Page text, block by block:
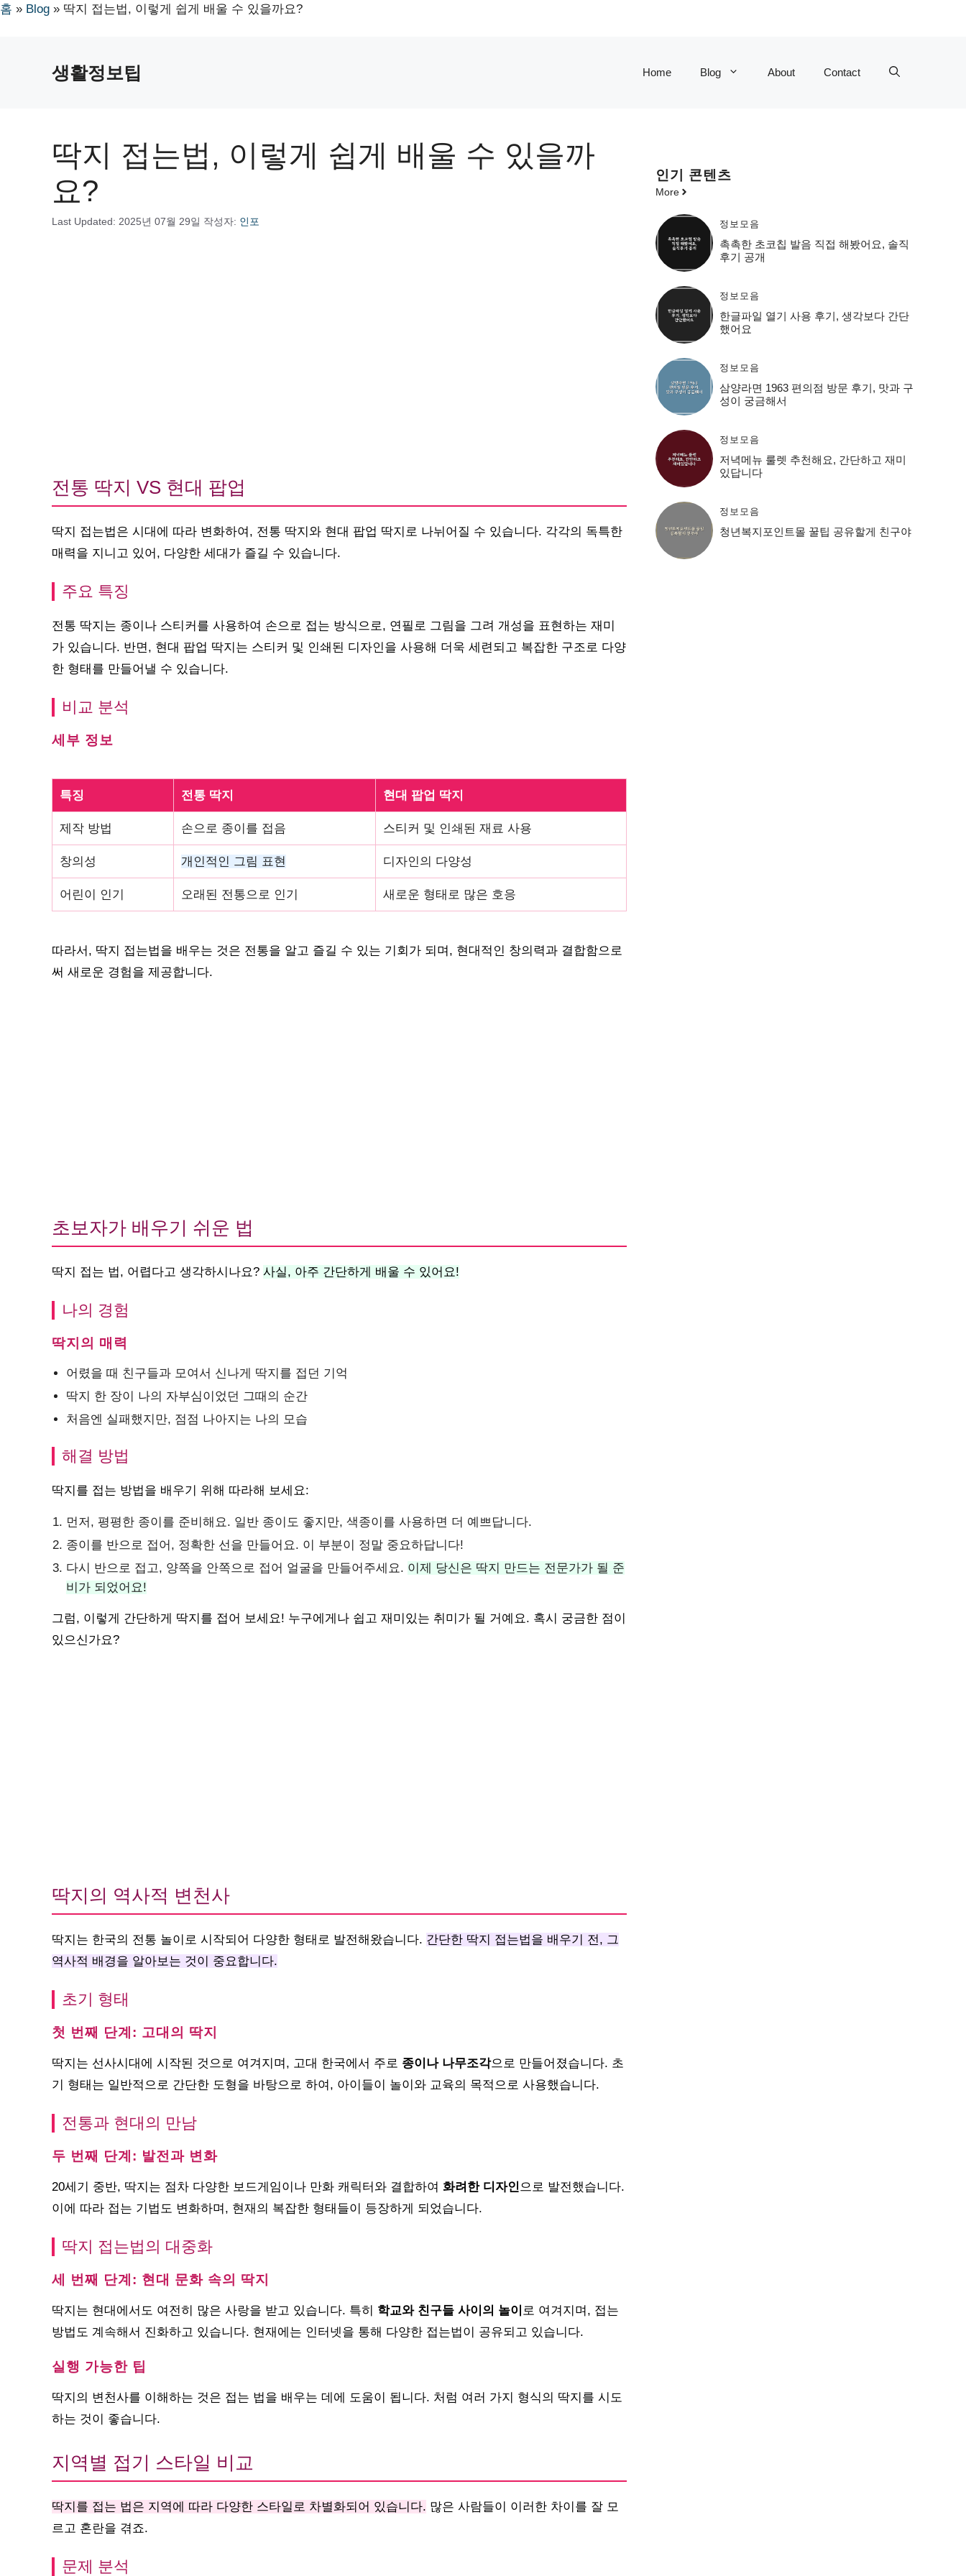
홈 » Blog » 딱지 접는법, 이렇게 쉽게 배울 수 있을까요?
생활정보팁 Home Blog About Contact
딱지 접는법, 이렇게 쉽게 배울 수 있을까
요?
Last Updated: 2025년 07월 29일 작성자: 인포
전통 딱지 VS 현대 팝업
딱지 접는법은 시대에 따라 변화하여, 전통 딱지와 현대 팝업 딱지로 나뉘어질 수 있습니다. 각각의 독특한
매력을 지니고 있어, 다양한 세대가 즐길 수 있습니다.
주요 특징
전통 딱지는 종이나 스티커를 사용하여 손으로 접는 방식으로, 연필로 그림을 그려 개성을 표현하는 재미
가 있습니다. 반면, 현대 팝업 딱지는 스티커 및 인쇄된 디자인을 사용해 더욱 세련되고 복잡한 구조로 다양
한 형태를 만들어낼 수 있습니다.
비교 분석
세부 정보
특징 전통 딱지 현대 팝업 딱지
제작 방법 손으로 종이를 접음 스티커 및 인쇄된 재료 사용
창의성 개인적인 그림 표현 디자인의 다양성
어린이 인기 오래된 전통으로 인기 새로운 형태로 많은 호응
따라서, 딱지 접는법을 배우는 것은 전통을 알고 즐길 수 있는 기회가 되며, 현대적인 창의력과 결합함으로
써 새로운 경험을 제공합니다.
초보자가 배우기 쉬운 법
딱지 접는 법, 어렵다고 생각하시나요? 사실, 아주 간단하게 배울 수 있어요!
나의 경험
딱지의 매력
어렸을 때 친구들과 모여서 신나게 딱지를 접던 기억
딱지 한 장이 나의 자부심이었던 그때의 순간
처음엔 실패했지만, 점점 나아지는 나의 모습
해결 방법
딱지를 접는 방법을 배우기 위해 따라해 보세요:
먼저, 평평한 종이를 준비해요. 일반 종이도 좋지만, 색종이를 사용하면 더 예쁘답니다.
종이를 반으로 접어, 정확한 선을 만들어요. 이 부분이 정말 중요하답니다!
다시 반으로 접고, 양쪽을 안쪽으로 접어 얼굴을 만들어주세요. 이제 당신은 딱지 만드는 전문가가 될 준
비가 되었어요!
그럼, 이렇게 간단하게 딱지를 접어 보세요! 누구에게나 쉽고 재미있는 취미가 될 거예요. 혹시 궁금한 점이
있으신가요?
딱지의 역사적 변천사
딱지는 한국의 전통 놀이로 시작되어 다양한 형태로 발전해왔습니다. 간단한 딱지 접는법을 배우기 전, 그
역사적 배경을 알아보는 것이 중요합니다.
초기 형태
첫 번째 단계: 고대의 딱지
딱지는 선사시대에 시작된 것으로 여겨지며, 고대 한국에서 주로 종이나 나무조각으로 만들어졌습니다. 초
기 형태는 일반적으로 간단한 도형을 바탕으로 하여, 아이들이 놀이와 교육의 목적으로 사용했습니다.
전통과 현대의 만남
두 번째 단계: 발전과 변화
20세기 중반, 딱지는 점차 다양한 보드게임이나 만화 캐릭터와 결합하여 화려한 디자인 으로 발전했습니다.
이에 따라 접는 기법도 변화하며, 현재의 복잡한 형태들이 등장하게 되었습니다.
딱지 접는법의 대중화
세 번째 단계: 현대 문화 속의 딱지
딱지는 현대에서도 여전히 많은 사랑을 받고 있습니다. 특히 학교와 친구들 사이의 놀이 로 여겨지며, 접는
방법도 계속해서 진화하고 있습니다. 현재에는 인터넷을 통해 다양한 접는법이 공유되고 있습니다.
실행 가능한 팁
딱지의 변천사를 이해하는 것은 접는 법을 배우는 데에 도움이 됩니다. 처럼 여러 가지 형식의 딱지를 시도
하는 것이 좋습니다.
지역별 접기 스타일 비교
딱지를 접는 법은 지역에 따라 다양한 스타일로 차별화되어 있습니다. 많은 사람들이 이러한 차이를 잘 모
르고 혼란을 겪죠.
문제 분석
인기 콘텐츠
More
정보모음
촉촉한 초코칩 발음 직접 해봤어요, 솔직
후기 공개
정보모음
한글파일 열기 사용 후기, 생각보다 간단
했어요
정보모음
삼양라면 1963 편의점 방문 후기, 맛과 구
성이 궁금해서
정보모음
저녁메뉴 룰렛 추천해요, 간단하고 재미
있답니다
정보모음
청년복지포인트몰 꿀팁 공유할게 친구야